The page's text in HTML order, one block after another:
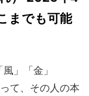
行に
ぴっ
ルイ
までも可能
」「金」
て、その人の本